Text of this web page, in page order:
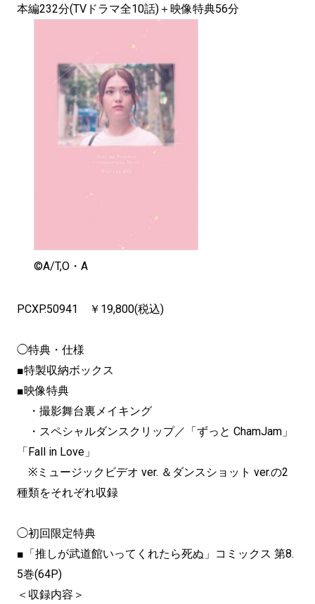
本編232分(TVドラマ全10話)＋映像特典56分
©️A/T,O・A
PCXP.50941 ￥19,800(税込)
◯特典・仕様
■特製収納ボックス
■映像特典
・撮影舞台裏メイキング
・スペシャルダンスクリップ／「ずっと ChamJam」
「Fall in Love」
※ミュージックビデオ ver. ＆ダンスショット ver.の2
種類をそれぞれ収録
◯初回限定特典
■「推しが武道館いってくれたら死ぬ」コミックス 第8.
5巻(64P)
＜収録内容＞